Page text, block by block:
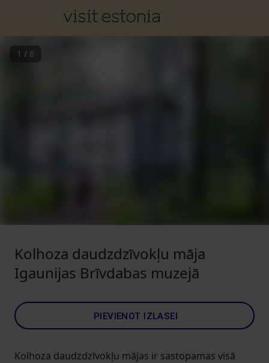
1 / 8
Kolhoza daudzdzīvokļu māja
Igaunijas Brīvdabas muzejā
PIEVIENOT IZLASEI
Kolhoza daudzdzīvokļu mājas ir sastopamas visā